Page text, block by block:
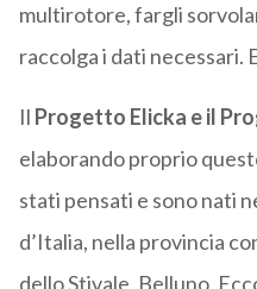
multirotore, fargli
raccolga i dati necessari.
Il Progetto Elicka e il
elaborando proprio
stati pensati e sono nati
d’Italia, nella provincia
dello Stivale, Belluno.